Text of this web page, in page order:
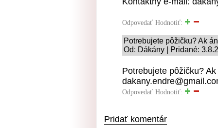
Odpovedať Hodnotiť:
Potrebujete pôžičku? Ak
Od: Dákány | Pridané:
Potrebujete pôžičku?
Odpovedať Hodnotiť:
Pridať komentár